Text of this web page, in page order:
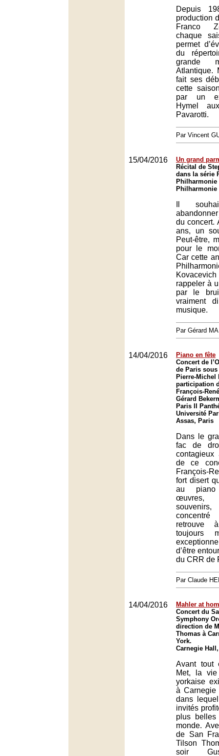
Depuis
production
Franco
chaque
permet
du
grande
Atlantique.
fait ses
cette
par un
Hymel
Pavarotti.
Par Vincent
15/04/2016
Un grand
Récital de
dans la série
Philharmonie
Philharmonie
Il
abandonner
du concert.
ans, un
Peut-être,
pour le
Car cette
rappeler à
par le
vraiment
musique.
Par Gérard
14/04/2016
Piano en fête
Concert de
de Paris
Pierre-Michel
participation
François-
Gérard
Paris II
Université
Assas, Paris
Dans le
fac de
de ce
François-
fort disert
au
œuvres,
souvenirs,
retrouve
toujours
d’être
du CRR de
Par Claude
14/04/2016
Mahler at
Concert du
Symphony
direction de
Thomas à
York.
Carnegie
Avant tout
Met, la
yorkaise
à Carnegie
dans
invités
plus belles
monde.
de San
Tilson
soir